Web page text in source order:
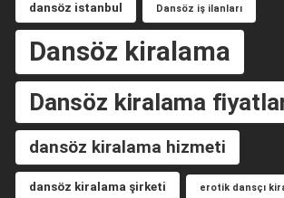
dansöz istanbul Dansöz iş ilanları
Dansöz kiralama
Dansöz kiralama
dansöz kiralama hizmeti
dansöz kiralama şirketi erotik dansçı